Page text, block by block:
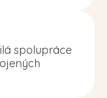
spolupráce